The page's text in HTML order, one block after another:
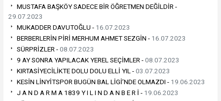
MUSTAFA BAŞKÖY SADECE BİR ÖĞRETMEN DEĞİLDİR -
29.07.2023
MUKADDER DAVUTOĞLU - 16.07.2023
BERBERLERİN PİRİ MERHUM AHMET SEZGİN - 16.07.2023
SÜRPRİZLER -08.07.2023
9 AY SONRA YAPILACAK YEREL SEÇİMLER -08.07.2023
KIRTASİYECİLİKTE DOLU DOLU ELLİ YIL -03.07.2023
KESİN LİNYİTSPOR BUGÜN BAL LİGİ’NDE OLMAZDI - 19.06.2023
J A N D A R M A 1839 Y I L I N D A N B E R İ - 19.06.2023